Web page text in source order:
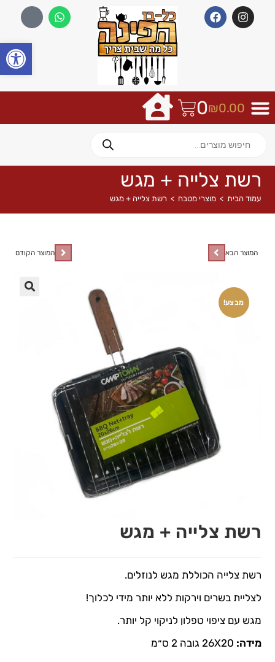
₪0.00
0
רשת צלייה + מגש
עמוד הבית > מוצרי מטבח > רשת צלייה + מגש
מבצע!
המוצר הקודם המוצר הבא
רשת צלייה + מגש
רשת צלייה הכוללת מגש לנוזלים.
לצליית בשרים וירקות ללא יותר מידי לכלוך!
מגש עם ציפוי טפלון לניקוי קל יותר.
מידה: